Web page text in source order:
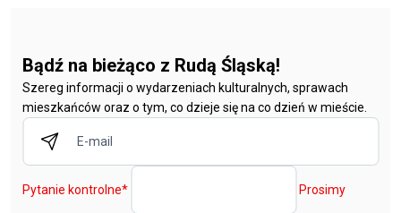
Bądź na bieżąco z Rudą Śląską!
Szereg informacji o wydarzeniach kulturalnych, sprawach
mieszkańców oraz o tym, co dzieje się na co dzień w mieście.
Pytanie kontrolne* Prosimy